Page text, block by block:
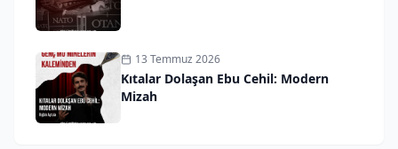
13 Temmuz 2026
Kıtalar Dolaşan Ebu Cehil: Modern
Mizah